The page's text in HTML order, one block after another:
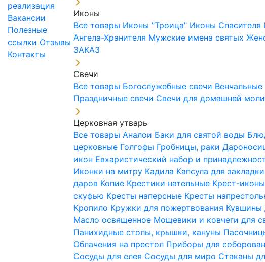
реализация
Вакансии
Полезные
ссылки Отзывы
Контакты
Иконы
Все товары Иконы "Троица" Иконы Спасителя
Ангела-Хранителя Мужские имена святых
ЗАКАЗ
Свечи
Все товары Богослужебные свечи Венчальные
Праздничные свечи Свечи для домашней
Церковная утварь
Все товарыАналои Баки для святой воды
церковные Голгофы Гробницы, раки
икон Евхаристический набор и
Иконки на митру Кадила Капсула для
даров Копие Крестики нательные Крест-
скуфью Кресты наперсные Кресты
Кропило Кружки для пожертвования Кувшины
Масло освященное Мощевики и ковчеги для
Панихидные столы, крышки, кануны
Облачения на престол Приборы для
Сосуды для елея Сосуды для миро Стаканы